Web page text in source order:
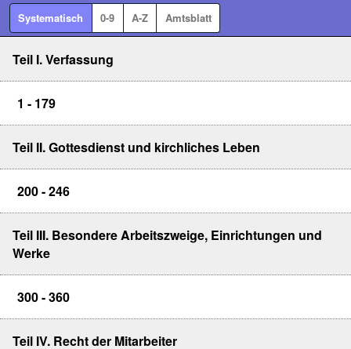
Systematisch 0-9 A-Z Amtsblatt
Teil I. Verfassung
1 - 179
Teil II. Gottesdienst und kirchliches Leben
200 - 246
Teil III. Besondere Arbeitszweige, Einrichtungen und
Werke
300 - 360
Teil IV. Recht der Mitarbeiter